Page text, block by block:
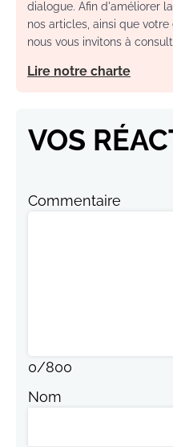
dialogue. Afin d'améliorer
nos articles, ainsi que
nous vous invitons à
Lire notre charte
VOS
Commentaire
0/800
Nom